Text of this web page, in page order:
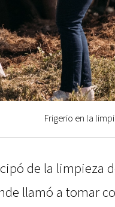
Frigerio en la
de la limpieza
llamó a tomar